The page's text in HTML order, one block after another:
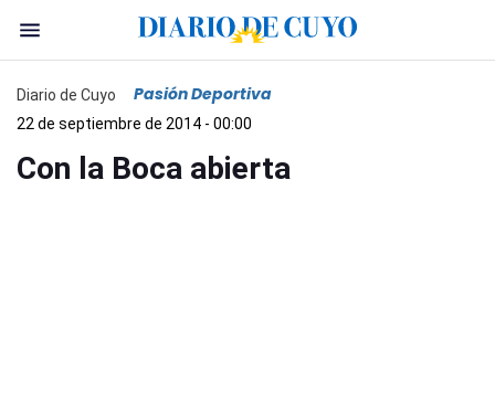
Diario de Cuyo Pasión Deportiva
22 de septiembre de 2014 - 00:00
Con la Boca abierta